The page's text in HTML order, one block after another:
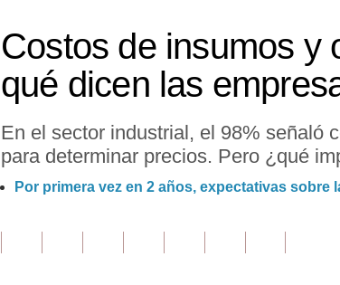
Costos de insumos y
qué dicen las
En el sector industrial, el 98% señaló
para determinar precios. Pero ¿qué
Por primera vez en 2 años, expectativas